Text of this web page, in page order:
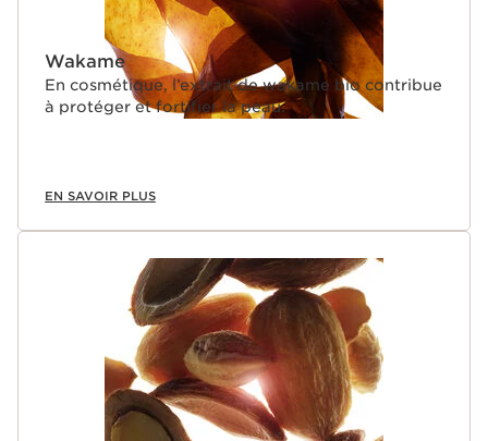
Wakame
En cosmétique, l’extrait de wakame bio contribue
à protéger et fortifier la peau.
EN SAVOIR PLUS